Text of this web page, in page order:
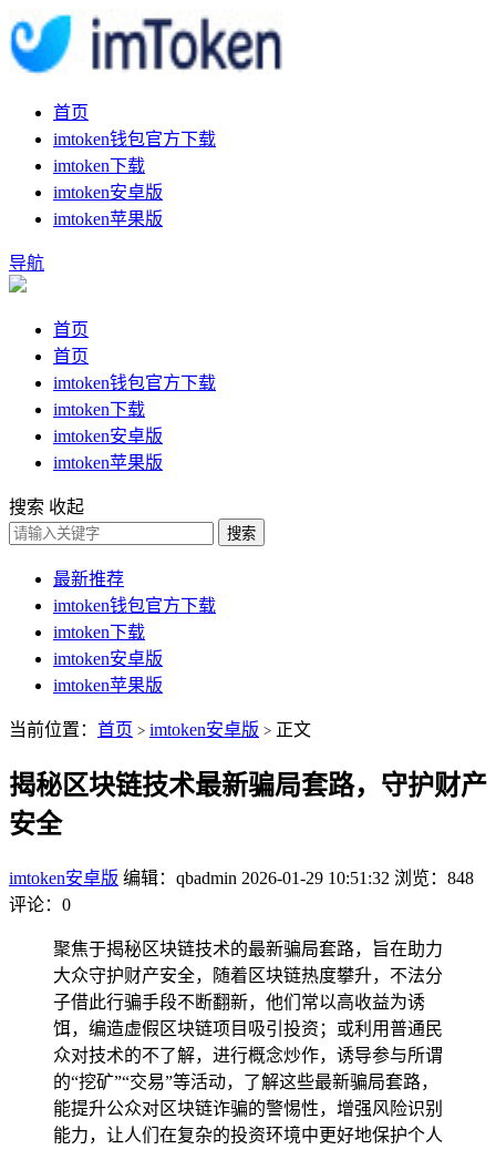
首页
imtoken钱包官方下载
imtoken下载
imtoken安卓版
imtoken苹果版
导航
首页
首页
imtoken钱包官方下载
imtoken下载
imtoken安卓版
imtoken苹果版
搜索 收起
搜索
最新推荐
imtoken钱包官方下载
imtoken下载
imtoken安卓版
imtoken苹果版
当前位置： 首页 > imtoken安卓版 > 正文
揭秘区块链技术最新骗局套路，守护财产
安全
imtoken安卓版 编辑：qbadmin 2026-01-29 10:51:32 浏览：848
评论：0
聚焦于揭秘区块链技术的最新骗局套路，旨在助力
大众守护财产安全，随着区块链热度攀升，不法分
子借此行骗手段不断翻新，他们常以高收益为诱
饵，编造虚假区块链项目吸引投资；或利用普通民
众对技术的不了解，进行概念炒作，诱导参与所谓
的“挖矿”“交易”等活动，了解这些最新骗局套路，
能提升公众对区块链诈骗的警惕性，增强风险识别
能力，让人们在复杂的投资环境中更好地保护个人